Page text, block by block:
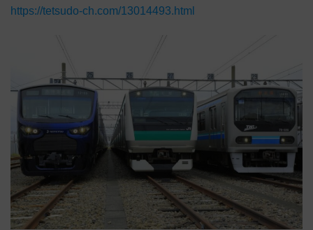
https://tetsudo-ch.com/13014493.html